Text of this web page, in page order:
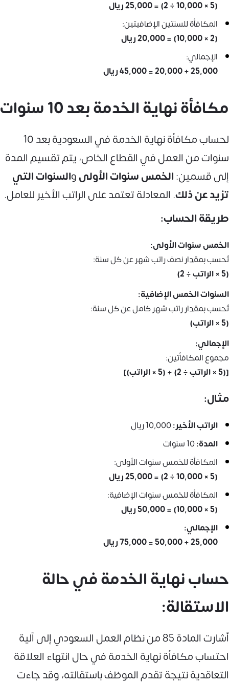
(5 × 10,000 ÷ 2) = 25,000 ريال
المكافأة للسنتين الإضافيتين:
(2 × 10,000) = 20,000 ريال
الإجمالي:
25,000 + 20,000 = 45,000 ريال
مكافأة نهاية الخدمة بعد 10 سنوات
لحساب مكافأة نهاية الخدمة في السعودية بعد 10
سنوات من العمل في القطاع الخاص، يتم تقسيم المدة
إلى قسمين:الخمس سنوات الأولىوالسنوات التي
تزيد عن ذلك. المعادلة تعتمد على الراتب الأخير للعامل.
طريقة الحساب:
الخمس سنوات الأولى:
تُحسب بمقدار نصف راتب شهر عن كل سنة:
(5 × الراتب ÷ 2)
السنوات الخمس الإضافية:
تُحسب بمقدار راتب شهر كامل عن كل سنة:
(5 × الراتب)
الإجمالي:
مجموع المكافأتين:
[(5 × الراتب ÷ 2) + (5 × الراتب)]
مثال:
الراتب الأخير:
المدة:
المكافأة للخمس سنوات الأولى:
(5 × 10,000 ÷ 2) = 25,000 ريال
المكافأة للخمس سنوات الإضافية:
(5 × 10,000) = 50,000 ريال
الإجمالي:
25,000 + 50,000 = 75,000 ريال
حساب نهاية الخدمة في حالة
الاستقالة:
أشارت المادة 85 من نظام العمل السعودي إلى آلية
احتساب مكافأة نهاية الخدمة في حال انتهاء العلاقة
التعاقدية نتيجة تقدم الموظف باستقالته، وقد جاءت